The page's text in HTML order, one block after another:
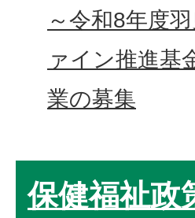
～令和8年度
ァイン推進基
業の募集
保健福祉政